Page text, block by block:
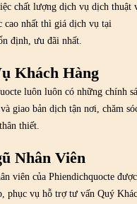
chất lượng dịch vụ dịch thuật
cao nhất thì giá dịch vụ tại
định, ưu đãi nhất.
Khách Hàng
luôn luôn có những chính
giao bản dịch tận nơi, chăm
thiết.
Nhân Viên
viên của Phiendichquocte
phục vụ hỗ trợ tư vấn Quý